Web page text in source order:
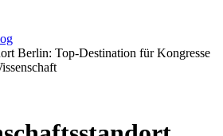
Berlin: Top-Destination für Kongresse